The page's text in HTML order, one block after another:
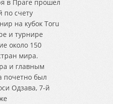
в Праге прошел
по счету
на кубок Toru
и турнире
около 150
мира.
и главным
почетно был
Одзава, 7-й